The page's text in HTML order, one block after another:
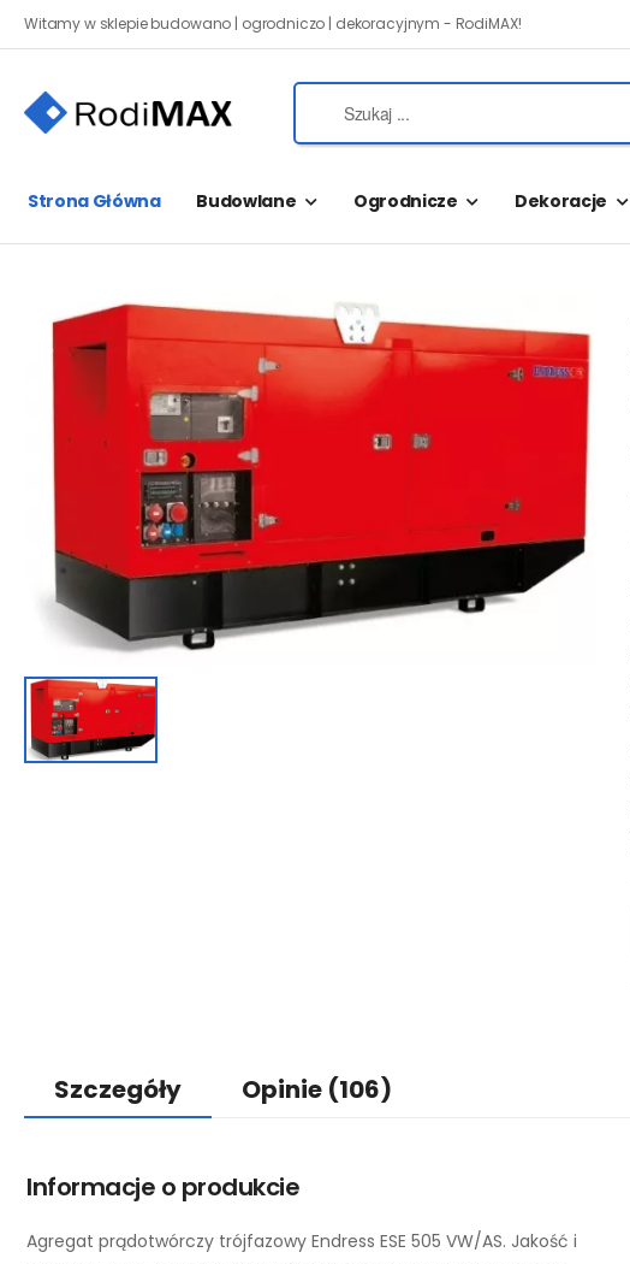
Witamy w sklepie budowano | ogrodniczo | dekoracyjnym - RodiMAX!
Strona Główna Budowlane Ogrodnicze Dekoracje
Szczegóły Opinie (106)
Informacje o produkcie
Agregat prądotwórczy trójfazowy Endress ESE 505 VW/AS. Jakość i